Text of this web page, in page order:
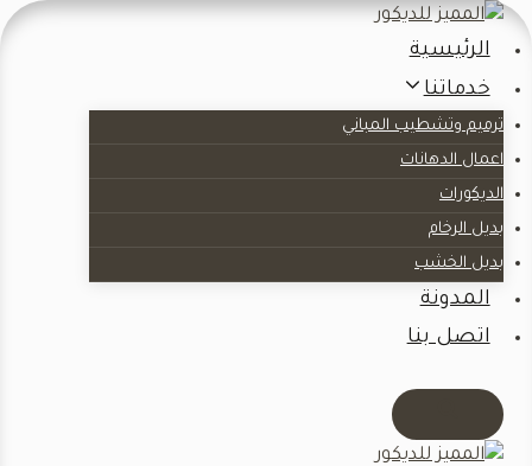
التجاوز
إلى
المحتوى
الرئيسية
خدماتنا
ترميم وتشطيب المباني
اعمال الدهانات
الديكورات
بديل الرخام
بديل الخشب
المدونة
اتصل بنا